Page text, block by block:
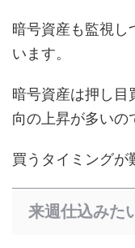
暗号資産も監視し
います。
暗号資産は押し目
向の上昇が多いの
買うタイミングが
来週仕込みた